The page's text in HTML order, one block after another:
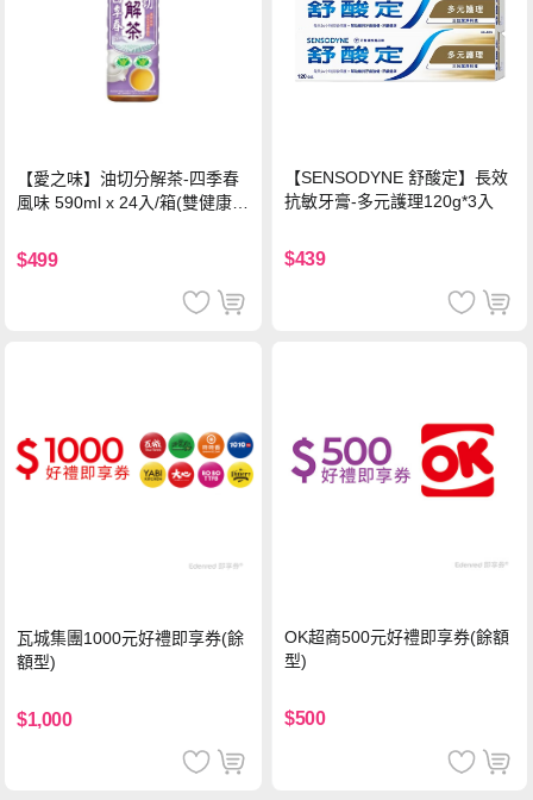
【愛之味】油切分解茶-四季春
風味 590ml x 24入/箱(雙健康認
$499
【SENSODYNE 舒酸定】長效
抗敏牙膏-多元護理120g*3入
$439
瓦城集團1000元好禮即享券(餘
額型)
$1,000
OK超商500元好禮即享券(餘額
型)
$500